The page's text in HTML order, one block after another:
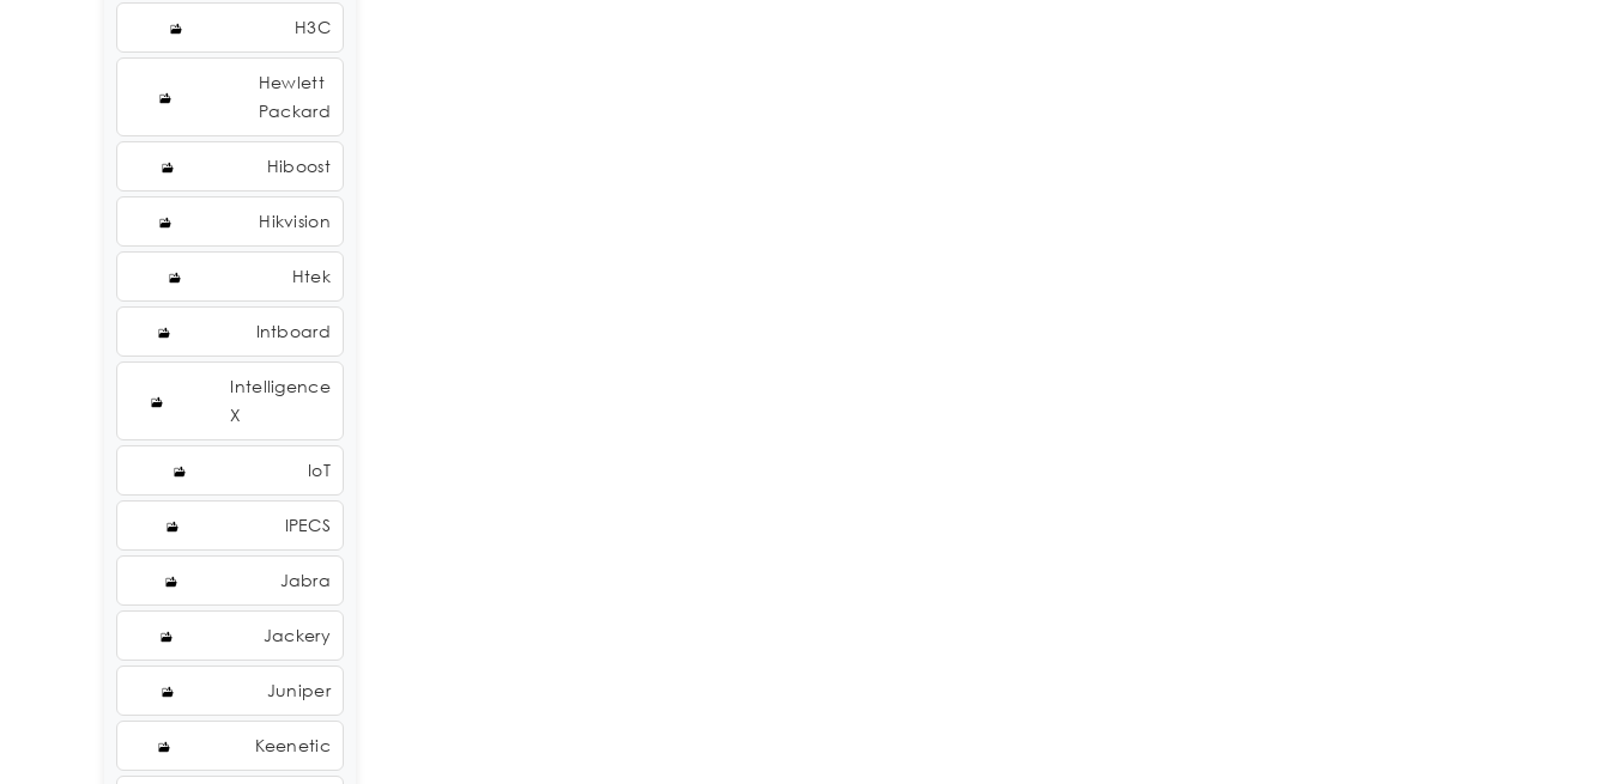
H3C
Hewlett
Packard
Hiboost
Hikvision
Htek
Intboard
Intelligence
X
IoT
IPECS
Jabra
Jackery
Juniper
Keenetic